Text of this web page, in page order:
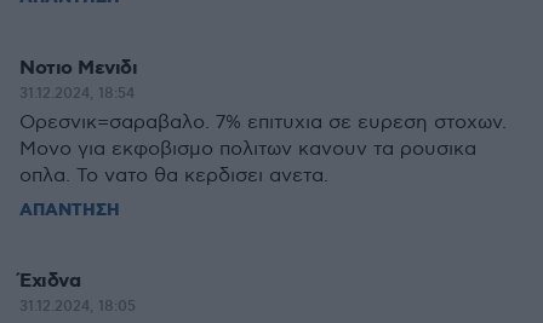
Νοτιο Μενιδι
31.12.2024, 18:54
Ορεσνικ=σαραβαλο. 7% επιτυχια σε ευρεση στοχων.
Μονο για εκφοβισμο πολιτων κανουν τα ρουσικα
οπλα. Το νατο θα κερδισει ανετα.
ΑΠΑΝΤΗΣΗ
Έχιδνα
31.12.2024, 18:05